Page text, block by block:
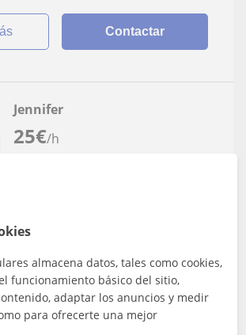
Contactar
25€/h
Jennifer
a niños/as con
o discapacidad
de Primaria especializada en
Imparto clases particulares a niños
almacena datos, tales como cookies,
funcionamiento básico del sitio,
adaptar los anuncios y medir
para ofrecerte una mejor